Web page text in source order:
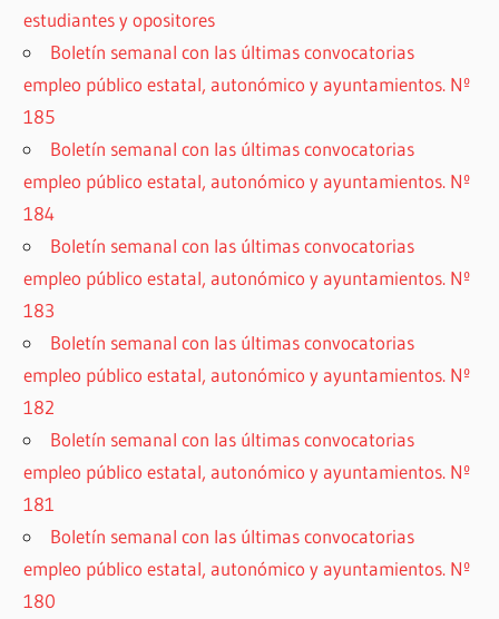
estudiantes y opositores
Boletín semanal con las últimas convocatorias
empleo público estatal, autonómico y ayuntamientos. Nº
185
Boletín semanal con las últimas convocatorias
empleo público estatal, autonómico y ayuntamientos. Nº
184
Boletín semanal con las últimas convocatorias
empleo público estatal, autonómico y ayuntamientos. Nº
183
Boletín semanal con las últimas convocatorias
empleo público estatal, autonómico y ayuntamientos. Nº
182
Boletín semanal con las últimas convocatorias
empleo público estatal, autonómico y ayuntamientos. Nº
181
Boletín semanal con las últimas convocatorias
empleo público estatal, autonómico y ayuntamientos. Nº
180